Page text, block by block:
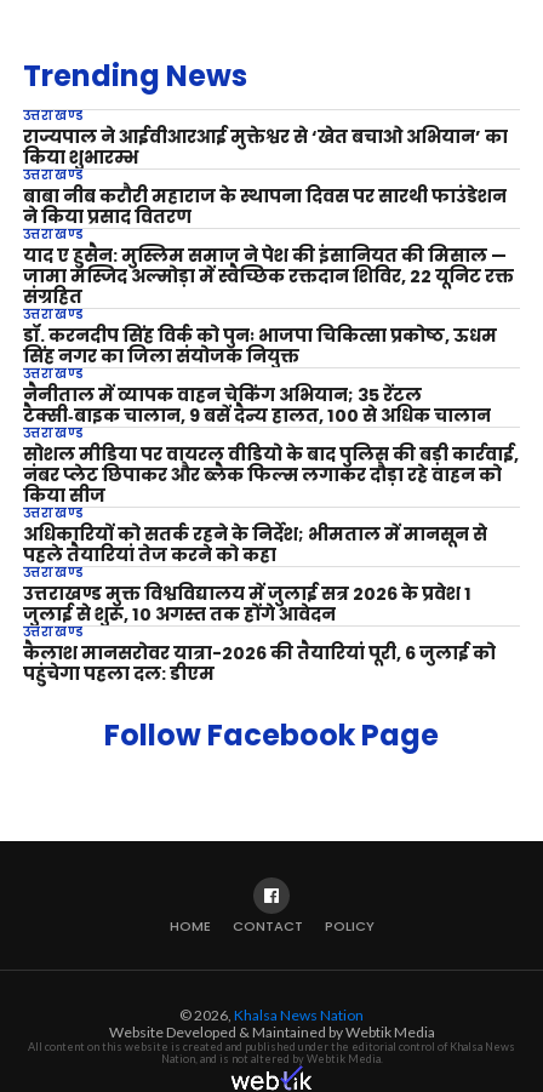
Trending News
उत्तराखण्ड
राज्यपाल ने आईवीआरआई मुक्तेश्वर से ‘खेत बचाओ अभियान’ का
किया शुभारम्भ
उत्तराखण्ड
बाबा नीब करौरी महाराज के स्थापना दिवस पर सारथी फाउंडेशन
ने किया प्रसाद वितरण
उत्तराखण्ड
याद ए हुसैन: मुस्लिम समाज ने पेश की इंसानियत की मिसाल —
जामा मस्जिद अल्मोड़ा में स्वैच्छिक रक्तदान शिविर, 22 यूनिट रक्त
संग्रहित
उत्तराखण्ड
डॉ. करनदीप सिंह विर्क को पुनः भाजपा चिकित्सा प्रकोष्ठ, ऊधम
सिंह नगर का जिला संयोजक नियुक्त
उत्तराखण्ड
नैनीताल में व्यापक वाहन चेकिंग अभियान; 35 रेंटल
टैक्सी‑बाइक चालान, 9 बसें दैन्य हालत, 100 से अधिक चालान
उत्तराखण्ड
सोशल मीडिया पर वायरल वीडियो के बाद पुलिस की बड़ी कार्रवाई,
नंबर प्लेट छिपाकर और ब्लैक फिल्म लगाकर दौड़ा रहे वाहन को
किया सीज
उत्तराखण्ड
अधिकारियों को सतर्क रहने के निर्देश; भीमताल में मानसून से
पहले तैयारियां तेज करने को कहा
उत्तराखण्ड
उत्तराखण्ड मुक्त विश्वविद्यालय में जुलाई सत्र 2026 के प्रवेश 1
जुलाई से शुरू, 10 अगस्त तक होंगे आवेदन
उत्तराखण्ड
कैलाश मानसरोवर यात्रा-2026 की तैयारियां पूरी, 6 जुलाई को
पहुंचेगा पहला दल: डीएम
Follow Facebook Page
HOME CONTACT POLICY
© 2026, Khalsa News Nation
Website Developed & Maintained by Webtik Media
All content on this website is created and published under the editorial control of Khalsa News
Nation, and is not altered by Webtik Media.